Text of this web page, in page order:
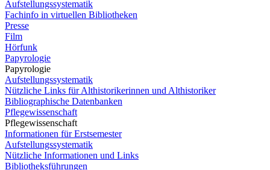
Aufstellungssystematik
Fachinfo in virtuellen Bibliotheken
Presse
Film
Hörfunk
Papyrologie
Papyrologie
Aufstellungssystematik
Nützliche Links für Althistorikerinnen und Althistoriker
Bibliographische Datenbanken
Pflegewissenschaft
Pflegewissenschaft
Informationen für Erstsemester
Aufstellungssystematik
Nützliche Informationen und Links
Bibliotheksführungen